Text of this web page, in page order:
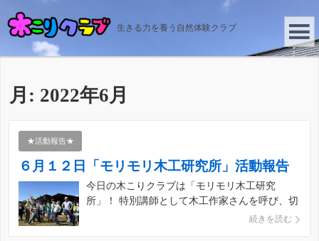
生きる力を養う自然体験クラブ
月: 2022年6月
★活動報告★
６月１２日「モリモリ木工研究所」活動報告
今日の木こりクラブは「モリモリ木工研究
所」！ 特別講師として木工作家さんを呼び、切
り立ての生木や竹を使い、木工を楽しみます。
続きを読む